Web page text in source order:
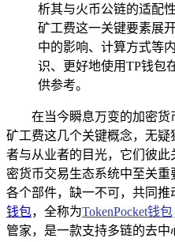
析其与火币公链的适配
矿工费这一关键要素展
中的影响、计算方式等
识、更好地使用TP钱包
供参考。
在当今瞬息万变的加密货
矿工费这几个关键概念，无
者与从业者的目光，它们彼
密货币交易生态系统中至关
各个部件，缺一不可，共同推
钱包，全称为TokenPocket钱包
管家，是一款支持多链的去